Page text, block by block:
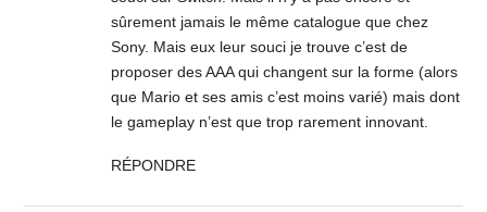
sûrement jamais le même catalogue que chez
Sony. Mais eux leur souci je trouve c’est de
proposer des AAA qui changent sur la forme (alors
que Mario et ses amis c’est moins varié) mais dont
le gameplay n’est que trop rarement innovant.
RÉPONDRE